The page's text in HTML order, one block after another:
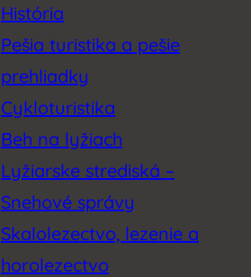
História
Pešia turistika a pešie
prehliadky
Cykloturistika
Beh na lyžiach
Lyžiarske strediská –
Snehové správy
Skalolezectvo, lezenie a
horolezectvo